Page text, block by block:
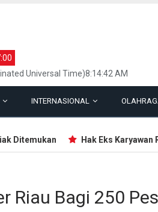
Universal Time)8:14:42 AM
INTERNASIONAL
Hak Eks Karyawan
Riau Bagi 250